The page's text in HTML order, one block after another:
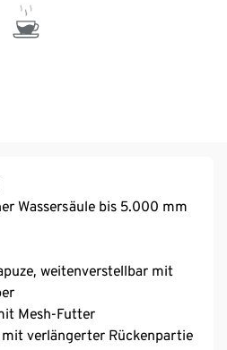
Wassersäule bis 5.000 mm
weitenverstellbar mit
Mesh-Futter
verlängerter Rückenpartie